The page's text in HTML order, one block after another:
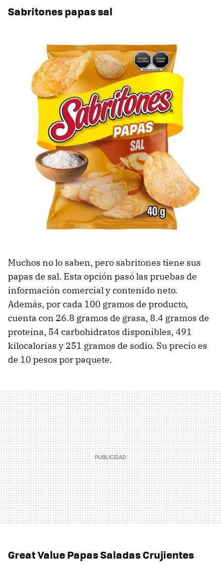
Sabritones papas sal
Muchos no lo saben, pero sabritones tiene sus
papas de sal. Esta opción pasó las pruebas de
información comercial y contenido neto.
Además, por cada 100 gramos de producto,
cuenta con 26.8 gramos de grasa, 8.4 gramos de
proteína, 54 carbohidratos disponibles, 491
kilocalorías y 251 gramos de sodio. Su precio es
de 10 pesos por paquete.
Great Value Papas Saladas Crujientes